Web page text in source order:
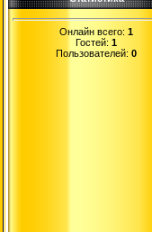
Онлайн всего: 1
Гостей: 1
Пользователей: 0